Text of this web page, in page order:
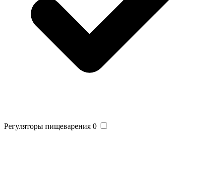
Регуляторы пищеварения 0